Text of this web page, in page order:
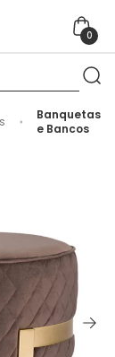
0
Banquetas
e Bancos